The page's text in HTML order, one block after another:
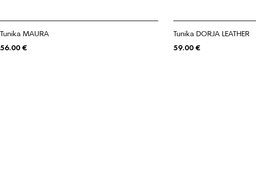
Tunika MAURA
56.00 €
Tunika DORJA LEATHER
59.00 €